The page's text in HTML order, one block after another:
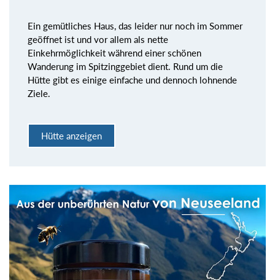
Ein gemütliches Haus, das leider nur noch im Sommer
geöffnet ist und vor allem als nette
Einkehrmöglichkeit während einer schönen
Wanderung im Spitzinggebiet dient. Rund um die
Hütte gibt es einige einfache und dennoch lohnende
Ziele.
Hütte anzeigen